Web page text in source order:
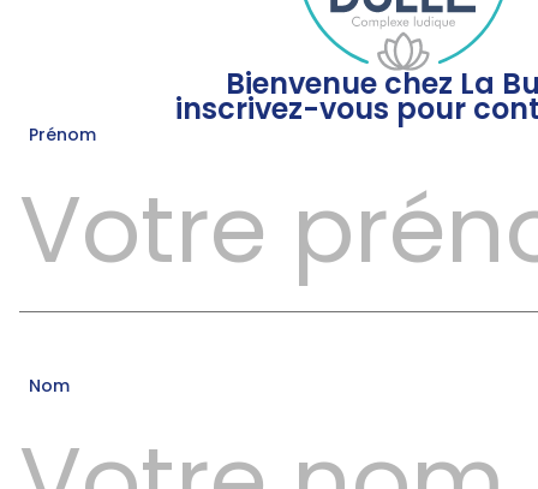
Bienvenue chez La
inscrivez-vous pour
Prénom
Nom